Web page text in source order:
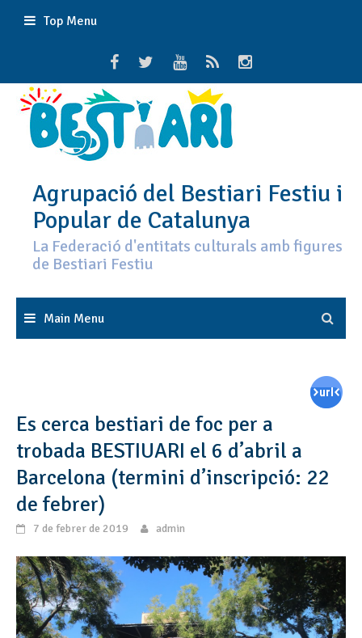
Top Menu
Agrupació del Bestiari Festiu i
Popular de Catalunya
La Federació d'entitats culturals amb figures
de Bestiari Festiu
Main Menu
Es cerca bestiari de foc per a
trobada BESTIUARI el 6 d’abril a
Barcelona (termini d’inscripció: 22
de febrer)
7 de febrer de 2019 admin